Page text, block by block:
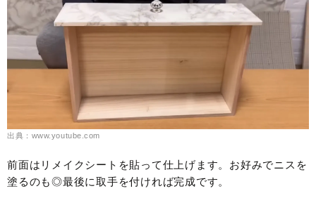
出典：www.youtube.com
前面はリメイクシートを貼って仕上げます。お好みでニスを
塗るのも◎最後に取手を付ければ完成です。